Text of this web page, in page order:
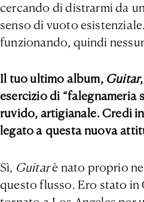
cercando di distrarmi da
senso di vuoto
funzionando, quindi
Il tuo ultimo album, Guitar
esercizio di “falegnameria
ruvido, artigianale. Credi
legato a questa nuova
Sì, Guitarè nato proprio
questo flusso. Ero stato in